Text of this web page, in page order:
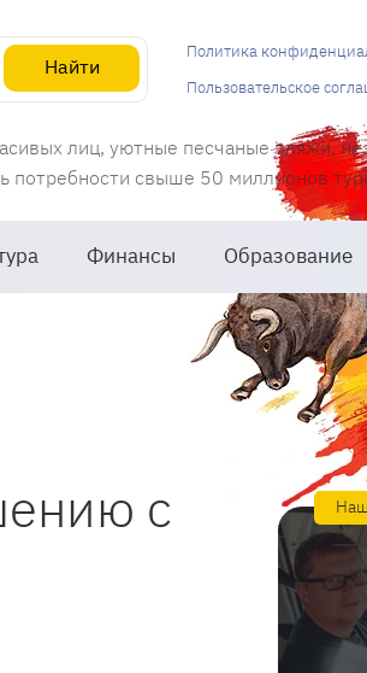
Найти
лиц, уютные песчаные пляжи,
потребности свыше 50 миллионов
Финансы Образование
Политика
Пользовательское
с